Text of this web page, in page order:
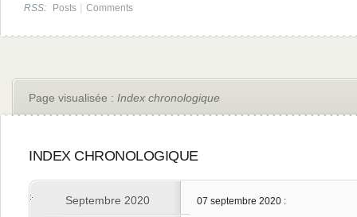
RSS: Posts | Comments
Page visualisée : Index chronologique
INDEX CHRONOLOGIQUE
Septembre 2020 07 septembre 2020 :